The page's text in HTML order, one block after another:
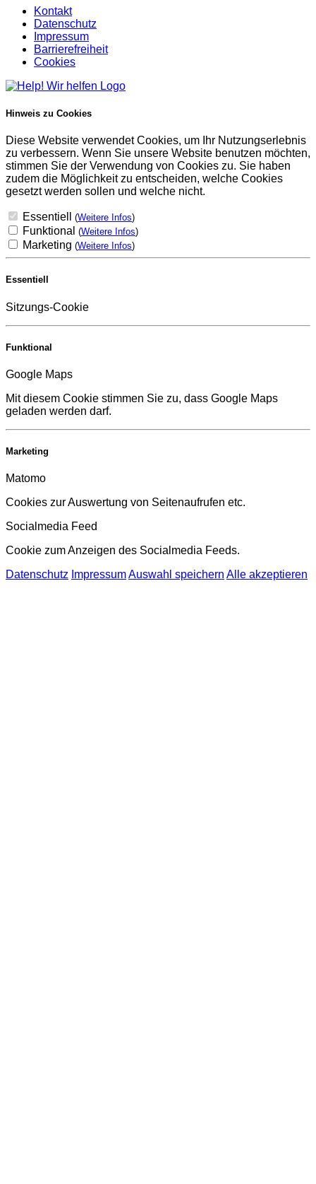
Kontakt
Datenschutz
Impressum
Barrierefreiheit
Cookies
Hinweis zu Cookies
Diese Website verwendet Cookies, um Ihr Nutzungserlebnis
zu verbessern. Wenn Sie unsere Website benutzen möchten,
stimmen Sie der Verwendung von Cookies zu. Sie haben
zudem die Möglichkeit zu entscheiden, welche Cookies
gesetzt werden sollen und welche nicht.
Essentiell (Weitere Infos)
Funktional (Weitere Infos)
Marketing (Weitere Infos)
Essentiell
Sitzungs-Cookie
Funktional
Google Maps
Mit diesem Cookie stimmen Sie zu, dass Google Maps
geladen werden darf.
Marketing
Matomo
Cookies zur Auswertung von Seitenaufrufen etc.
Socialmedia Feed
Cookie zum Anzeigen des Socialmedia Feeds.
Datenschutz ImpressumAuswahl speichern Alle akzeptieren